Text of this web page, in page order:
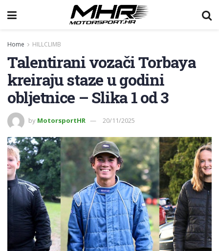
Home HILLCLIMB
Talentirani vozači Torbaya
kreiraju staze u godini
obljetnice – Slika 1 od 3
by MotorsportHR 20/11/2025